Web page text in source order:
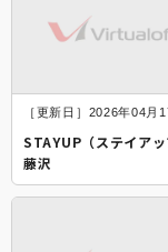
［更新日］2026年04月
STAYUP（ステイア
藤沢